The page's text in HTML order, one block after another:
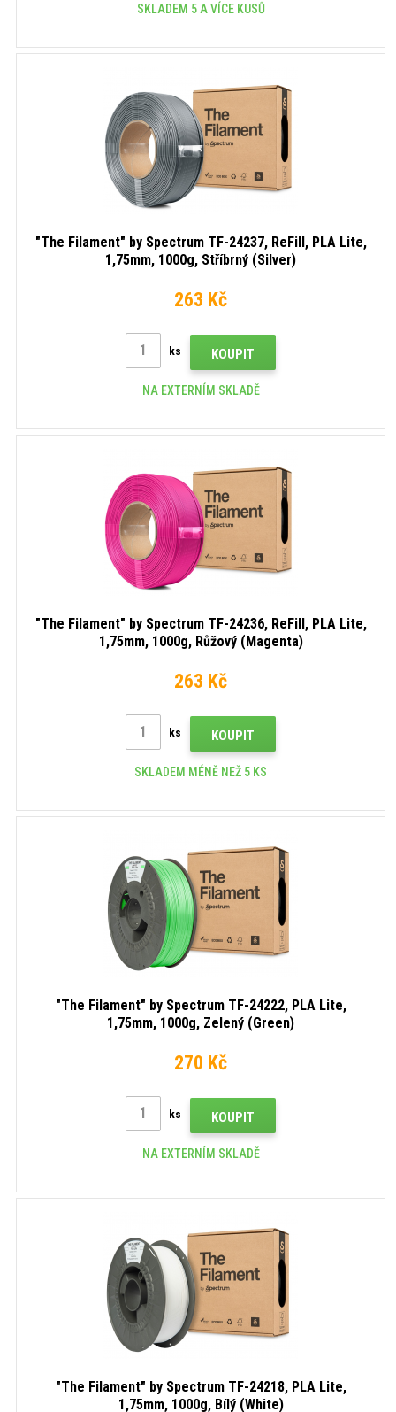
SKLADEM 5 A VÍCE KUSŮ
"The Filament" by Spectrum TF-24237, ReFill, PLA Lite,
1,75mm, 1000g, Stříbrný (Silver)
263 Kč
ks KOUPIT
NA EXTERNÍM SKLADĚ
"The Filament" by Spectrum TF-24236, ReFill, PLA Lite,
1,75mm, 1000g, Růžový (Magenta)
263 Kč
ks KOUPIT
SKLADEM MÉNĚ NEŽ 5 KS
"The Filament" by Spectrum TF-24222, PLA Lite,
1,75mm, 1000g, Zelený (Green)
270 Kč
ks KOUPIT
NA EXTERNÍM SKLADĚ
"The Filament" by Spectrum TF-24218, PLA Lite,
1,75mm, 1000g, Bílý (White)